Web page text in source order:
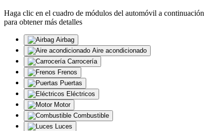
Haga clic en el cuadro de módulos del automóvil a continuación
para obtener más detalles
Airbag
Aire acondicionado
Carrocería
Frenos
Puertas
Eléctricos
Motor
Combustible
Luces